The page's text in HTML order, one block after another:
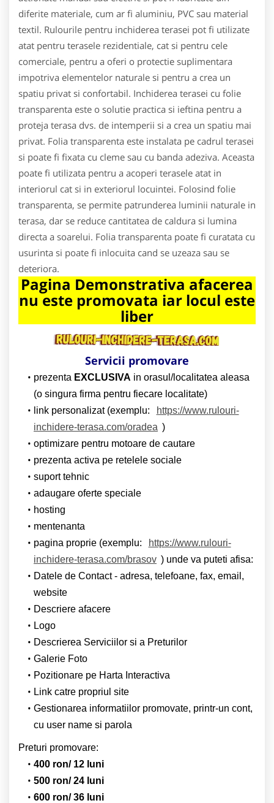
diferite materiale, cum ar fi aluminiu, PVC sau material
textil. Rulourile pentru inchiderea terasei pot fi utilizate
atat pentru terasele rezidentiale, cat si pentru cele
comerciale, pentru a oferi o protectie suplimentara
impotriva elementelor naturale si pentru a crea un
spatiu privat si confortabil. Inchiderea terasei cu folie
transparenta este o solutie practica si ieftina pentru a
proteja terasa dvs. de intemperii si a crea un spatiu mai
privat. Folia transparenta este instalata pe cadrul terasei
si poate fi fixata cu cleme sau cu banda adeziva. Aceasta
poate fi utilizata pentru a acoperi terasele atat in
interiorul cat si in exteriorul locuintei. Folosind folie
transparenta, se permite patrunderea luminii naturale in
terasa, dar se reduce cantitatea de caldura si lumina
directa a soarelui. Folia transparenta poate fi curatata cu
usurinta si poate fi inlocuita cand se uzeaza sau se
deteriora.
Pagina Demonstrativa afacerea
nu este promovata iar locul este
liber
Servicii promovare
prezenta EXCLUSIVA in orasul/localitatea aleasa
(o singura firma pentru fiecare localitate)
link personalizat (exemplu:
https://www.rulouri-
inchidere-terasa.com/oradea )
optimizare pentru motoare de cautare
prezenta activa pe retelele sociale
suport tehnic
adaugare oferte speciale
hosting
mentenanta
pagina proprie (exemplu:
https://www.rulouri-
inchidere-terasa.com/brasov ) unde va puteti afisa:
Datele de Contact - adresa, telefoane, fax, email,
website
Descriere afacere
Logo
Descrierea Serviciilor si a Preturilor
Galerie Foto
Pozitionare pe Harta Interactiva
Link catre propriul site
Gestionarea informatiilor promovate, printr-un cont,
cu user name si parola
Preturi promovare:
400 ron/ 12 luni
500 ron/ 24 luni
600 ron/ 36 luni